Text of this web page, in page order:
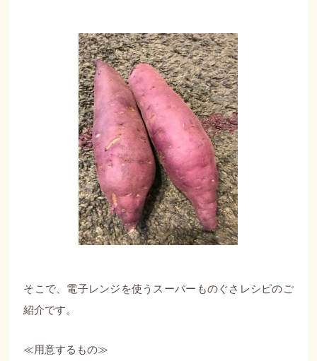
そこで、電子レンジを使うスーパーものぐさレシピのご
紹介です。
≪用意するもの≫